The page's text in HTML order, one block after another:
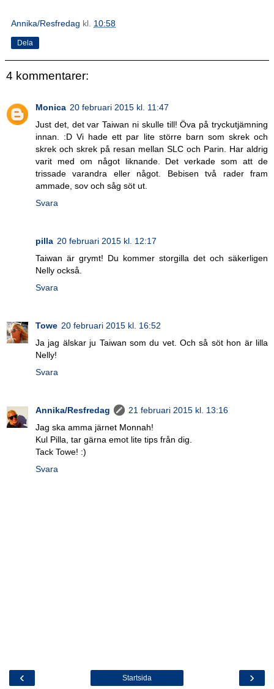
Annika/Resfredag kl. 10:58
Dela
4 kommentarer:
Monica 20 februari 2015 kl. 11:47
Just det, det var Taiwan ni skulle till! Öva på tryckutjämning
innan. :D Vi hade ett par lite större barn som skrek och
skrek och skrek på resan mellan SLC och Parin. Har aldrig
varit med om något liknande. Det verkade som att de
trissade varandra eller något. Bebisen två rader fram
ammade, sov och såg söt ut.
Svara
pilla 20 februari 2015 kl. 12:17
Taiwan är grymt! Du kommer storgilla det och säkerligen
Nelly också.
Svara
Towe 20 februari 2015 kl. 16:52
Ja jag älskar ju Taiwan som du vet. Och så söt hon är lilla
Nelly!
Svara
Annika/Resfredag
21 februari 2015 kl. 13:16
Jag ska amma järnet Monnah!
Kul Pilla, tar gärna emot lite tips från dig.
Tack Towe! :)
Svara
‹ ›
Startsida